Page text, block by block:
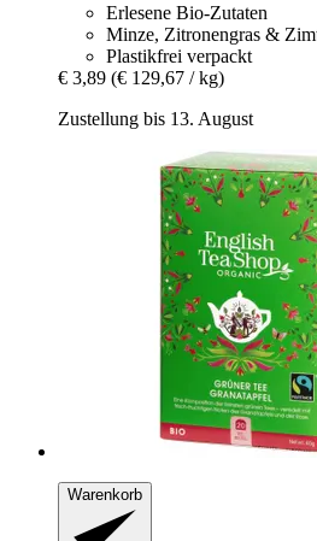
Erlesene Bio-Zutaten
Minze, Zitronengras &
Plastikfrei verpackt
€ 3,89 (€ 129,67 / kg)
Zustellung bis 13. August
Warenkorb